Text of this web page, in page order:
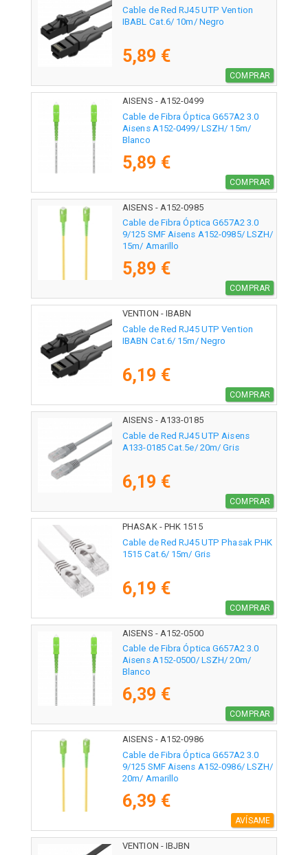
Cable de Red RJ45 UTP Vention
IBABL Cat.6/ 10m/ Negro
5,89 €
COMPRAR
AISENS - A152-0499
Cable de Fibra Óptica G657A2 3.0
Aisens A152-0499/ LSZH/ 15m/
Blanco
5,89 €
COMPRAR
AISENS - A152-0985
Cable de Fibra Óptica G657A2 3.0
9/125 SMF Aisens A152-0985/ LSZH/
15m/ Amarillo
5,89 €
COMPRAR
VENTION - IBABN
Cable de Red RJ45 UTP Vention
IBABN Cat.6/ 15m/ Negro
6,19 €
COMPRAR
AISENS - A133-0185
Cable de Red RJ45 UTP Aisens
A133-0185 Cat.5e/ 20m/ Gris
6,19 €
COMPRAR
PHASAK - PHK 1515
Cable de Red RJ45 UTP Phasak PHK
1515 Cat.6/ 15m/ Gris
6,19 €
COMPRAR
AISENS - A152-0500
Cable de Fibra Óptica G657A2 3.0
Aisens A152-0500/ LSZH/ 20m/
Blanco
6,39 €
COMPRAR
AISENS - A152-0986
Cable de Fibra Óptica G657A2 3.0
9/125 SMF Aisens A152-0986/ LSZH/
20m/ Amarillo
6,39 €
AVÍSAME
VENTION - IBJBN